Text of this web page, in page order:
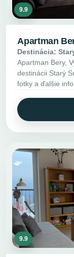
9.9
Apartman
Destinácia:
Apartman Bery,
destinácii Starý
fotky a ďalšie
9.9